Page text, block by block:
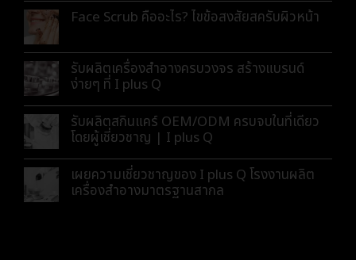
Face Scrub คืออะไร? ไขข้อสงสัยสครับผิวหน้า
รับผลิตเครื่องสำอางครบวงจร สร้างแบรนด์
ง่ายๆ ที่ I plus Q
รับผลิตสกินแคร์ OEM/ODM ครบจบในที่เดียว
โดยผู้เชี่ยวชาญ | I plus Q
เผยความเชี่ยวชาญของ I plus Q โรงงานผลิต
เครื่องสำอางมาตรฐานสากล